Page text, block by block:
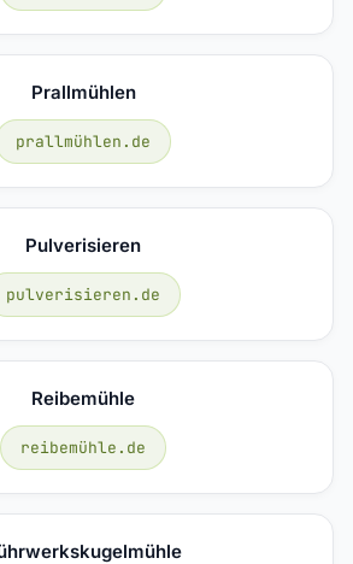
Prallmühlen
prallmühlen.de
Pulverisieren
pulverisieren.de
Reibemühle
reibemühle.de